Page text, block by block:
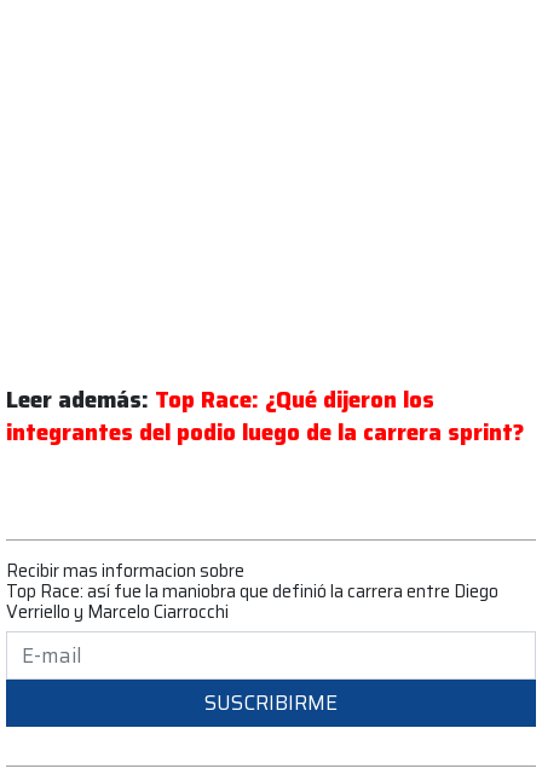
Leer además: Top Race: ¿Qué dijeron los
integrantes del podio luego de la carrera sprint?
Recibir mas informacion sobre
Top Race: así fue la maniobra que definió la carrera entre Diego
Verriello y Marcelo Ciarrocchi
SUSCRIBIRME